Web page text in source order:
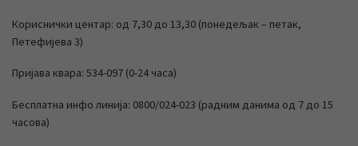
Кориснички центар: од 7,30 до 13,30 (понедељак – петак,
Петефијева 3)
Пријава квара: 534-097 (0-24 часа)
Бесплатна инфо линија: 0800/024-023 (радним данима од 7 до 15
часова)